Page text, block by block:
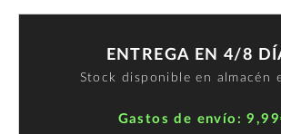
ENTREGA EN 4/8
Stock disponible en almacén
Gastos de envío: